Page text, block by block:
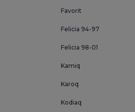
Favorit
Felicia 94-97
Felicia 98-01
Kamiq
Karoq
Kodiaq